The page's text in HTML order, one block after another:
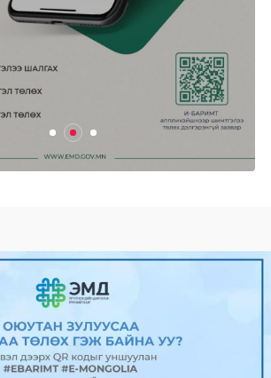
Өнөөдөр цахилгаан хязгаарлах
Ганцмод-Гашуунсухайтын төмөр
замын бүтээн байгуула...
2025/04/24 0 483
2025/04/24 0 510
сарын...
2025/04/24 0 491